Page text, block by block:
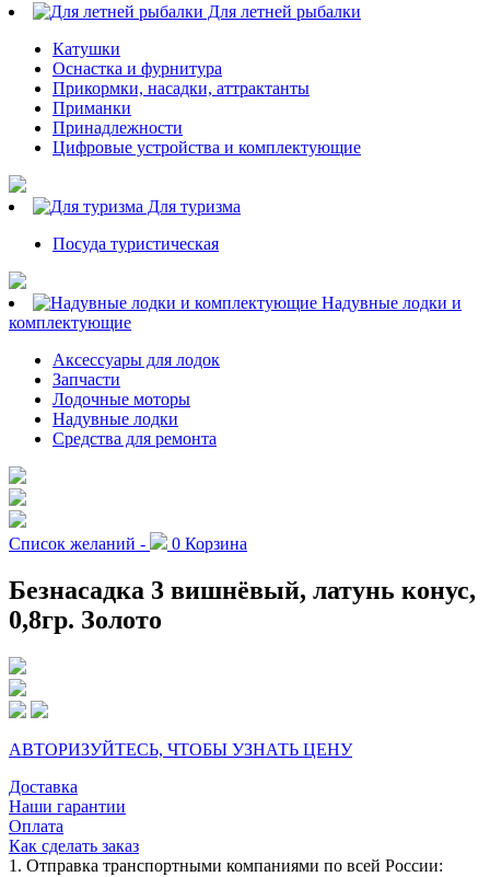
Для летней рыбалки
Катушки
Оснастка и фурнитура
Прикормки, насадки, аттрактанты
Приманки
Принадлежности
Цифровые устройства и комплектующие
Для туризма
Посуда туристическая
Надувные лодки и
комплектующие
Аксессуары для лодок
Запчасти
Лодочные моторы
Надувные лодки
Средства для ремонта
Список желаний - 0 Корзина
Безнасадка 3 вишнёвый, латунь конус,
0,8гр. Золото
АВТОРИЗУЙТЕСЬ, ЧТОБЫ УЗНАТЬ ЦЕНУ
Доставка
Наши гарантии
Оплата
Как сделать заказ
1. Отправка транспортными компаниями по всей России: